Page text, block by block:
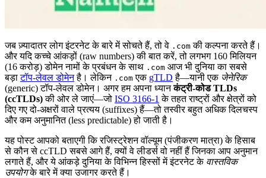
जब ज़्यादातर लोग इंटरनेट के बारे में सोचते हैं, तो वे .com की कल्पना करते हैं।
और यदि कच्चे आंकड़ों (raw numbers) की बात करें, तो लगभग 160 मिलियन
(16 करोड़) डोमेन नामों के प्रबंधन के साथ .com आज भी दुनिया का सबसे
बड़ाटॉप-लेवल डोमेनहै। लेकिन .com एक gTLD है—यानी एक जेनेरिक
(generic) टॉप-लेवल डोमेन। अगर हम अपना ध्यानकंट्री-कोड TLDs
(ccTLDs)की ओर ले जाएं—जो ISO 3166-1 के तहत राष्ट्रों और क्षेत्रों को
दिए गए दो-अक्षरों वाले प्रत्यय (suffixes) हैं—तो तस्वीर बहुत अधिक दिलचस्प
और कम अनुमानित (less predictable) हो जाती है।
यह पोस्ट आपको बताएगी कि रजिस्ट्रेशन वॉल्यूम (पंजीकरण मात्रा) के हिसाब
से कौन से ccTLD सबसे आगे हैं, क्यों वे लीडर्स वो नहीं हैं जिनका आप अनुमान
लगाते हैं, और ये आंकड़े दुनिया के विभिन्न हिस्सों में इंटरनेट के वास्तविक
उपयोगके बारे में क्या उजागर करते हैं।